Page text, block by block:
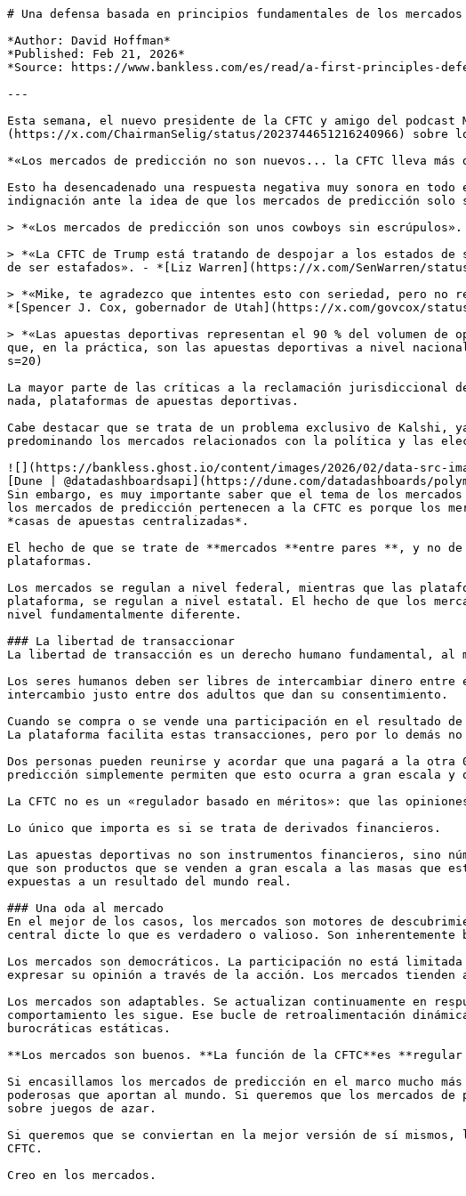
# Una defensa basada en principios fundamentales de los
*Author: David Hoffman*
*Published: Feb 21, 2026*
*Source: https://www.bankless.com/es/read/a-first-principles-
---
Esta semana, el nuevo presidente de la CFTC y amigo del
(https://x.com/ChairmanSelig/status/2023744651216240966)
*«Los mercados de predicción no son nuevos... la CFTC lleva más
Esto ha desencadenado una respuesta negativa muy sonora en
indignación ante la idea de que los mercados de predicción solo
> *«Los mercados de predicción son unos cowboys sin
> *«La CFTC de Trump está tratando de despojar a los estados
de ser estafados». - *[Liz Warren](https://x.com/SenWarren/status/
> *«Mike, te agradezco que intentes esto con seriedad, pero no
*[Spencer J. Cox, gobernador de Utah](https://x.com/govcox/status/
> *«Las apuestas deportivas representan el 90 % del volumen
que, en la práctica, son las apuestas deportivas a nivel
s=20)
La mayor parte de las críticas a la reclamación jurisdiccional de
nada, plataformas de apuestas deportivas.
Cabe destacar que se trata de un problema exclusivo de Kalshi,
predominando los mercados relacionados con la política y las
![](https://bankless.ghost.io/content/images/2026/02/data-src-
[Dune | @datadashboardsapi](https://dune.com/datadashboards/
Sin embargo, es muy importante saber que el tema de los
los mercados de predicción pertenecen a la CFTC es porque los
*casas de apuestas centralizadas*.
El hecho de que se trate de **mercados **entre pares **, y no
plataformas.
Los mercados se regulan a nivel federal, mientras que las
plataforma, se regulan a nivel estatal. El hecho de que los
nivel fundamentalmente diferente.
### La libertad de transaccionar
La libertad de transacción es un derecho humano fundamental, al
Los seres humanos deben ser libres de intercambiar dinero
intercambio justo entre dos adultos que dan su consentimiento.
Cuando se compra o se vende una participación en el resultado
La plataforma facilita estas transacciones, pero por lo demás
Dos personas pueden reunirse y acordar que una pagará a la
predicción simplemente permiten que esto ocurra a gran escala
La CFTC no es un «regulador basado en méritos»: que las
Lo único que importa es si se trata de derivados financieros.
Las apuestas deportivas no son instrumentos financieros, sino
que son productos que se venden a gran escala a las masas
expuestas a un resultado del mundo real.
### Una oda al mercado
En el mejor de los casos, los mercados son motores de
central dicte lo que es verdadero o valioso. Son inherentemente
Los mercados son democráticos. La participación no está
expresar su opinión a través de la acción. Los mercados
Los mercados son adaptables. Se actualizan continuamente en
comportamiento les sigue. Ese bucle de retroalimentación
burocráticas estáticas.
**Los mercados son buenos. **La función de la CFTC**es
Si encasillamos los mercados de predicción en el marco mucho
poderosas que aportan al mundo. Si queremos que los
sobre juegos de azar.
Si queremos que se conviertan en la mejor versión de sí
CFTC.
Creo en los mercados.